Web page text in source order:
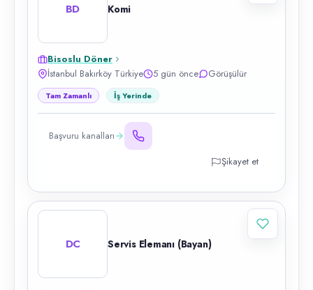
BD Komi
Bisoslu Döner
İstanbul Bakırköy Türkiye
5 gün önce Görüşülür
Tam Zamanlı İş Yerinde
Başvuru kanalları
Şikayet et
DC Servis Elemanı (Bayan)